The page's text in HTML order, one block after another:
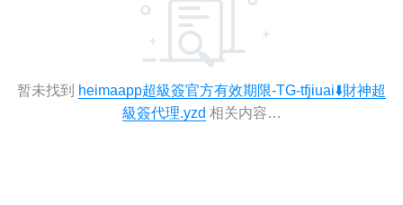
暂未找到 heimaapp超級簽官方有效期限-TG-tfjiuai⬇️財神超
級簽代理.yzd 相关内容…